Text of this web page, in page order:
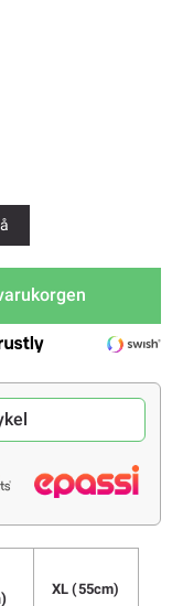
XL (55cm)